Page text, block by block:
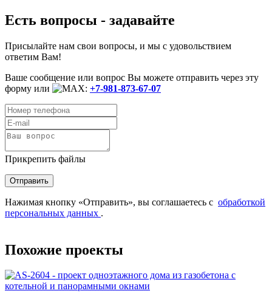
Есть вопросы - задавайте
Присылайте нам свои вопросы, и мы с удовольствием
ответим Вам!
Ваше сообщение или вопрос Вы можете отправить через эту
форму или
: +7-981-873-67-07
Прикрепить файлы
Нажимая кнопку «Отправить», вы соглашаетесь с обработкой
персональных данных .
Похожие проекты